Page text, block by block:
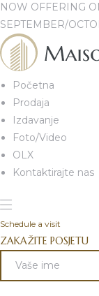
NOW OFFERING
SEPTEMBER/
Početna
Prodaja
Izdavanje
Foto/Video
OLX
Kontaktirajte nas
Schedule a visit
ZAKAŽITE POSJETU